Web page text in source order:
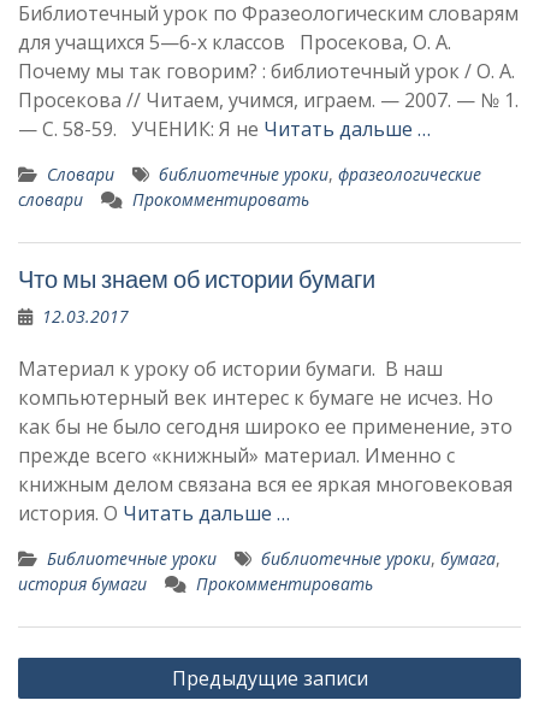
Библиотечный урок по Фразеологическим словарям
для учащихся 5—6-х классов Просекова, О. А.
Почему мы так говорим? : библиотечный урок / О. А.
Просекова // Читаем, учимся, играем. — 2007. — № 1.
— С. 58-59. УЧЕНИК: Я не Читать дальше …
Словари библиотечные уроки, фразеологические
словари
Прокомментировать
Что мы знаем об истории бумаги
12.03.2017
Материал к уроку об истории бумаги. В наш
компьютерный век интерес к бумаге не исчез. Но
как бы не было сегодня широко ее применение, это
прежде всего «книжный» материал. Именно с
книжным делом связана вся ее яркая многовековая
история. О Читать дальше …
Библиотечные уроки библиотечные уроки, бумага,
история бумаги
Прокомментировать
Навигация
по
Предыдущие записи